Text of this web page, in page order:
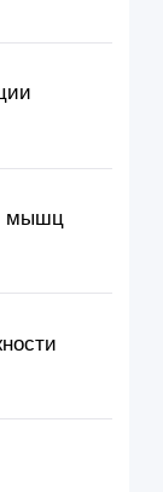
Проходите материал,